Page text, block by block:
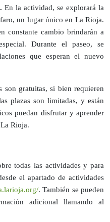
En la actividad, se explorará la
un lugar único en La Rioja.
constante cambio brindarán a
Durante el paseo, se
que esperan el nuevo
son gratuitas, si bien requieren
plazas son limitadas, y están
puedan disfrutar y aprender
Rioja.
todas las actividades y para
el apartado de actividades
. También se pueden
adicional llamando al